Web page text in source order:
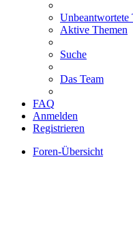
Unbeantwortete
Aktive Themen
Suche
Das Team
FAQ
Anmelden
Registrieren
Foren-Übersicht